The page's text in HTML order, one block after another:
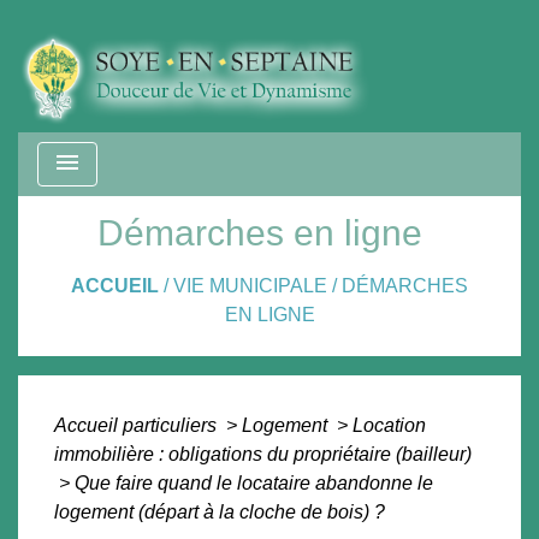
menu
Démarches en ligne
ACCUEIL /VIE MUNICIPALE / DÉMARCHES
EN LIGNE
Accueil particuliers > Logement > Location
immobilière : obligations du propriétaire (bailleur)
> Que faire quand le locataire abandonne le
logement (départ à la cloche de bois) ?